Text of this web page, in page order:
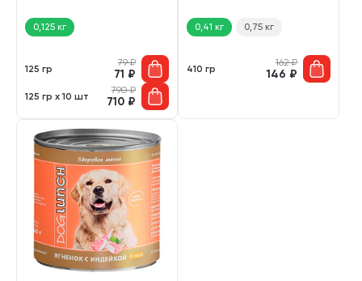
0,125 кг
125 гр
79₽
71 ₽
125 гр х 10 шт
790₽
710 ₽
0,41 кг 0,75 кг
410 гр
162₽
146 ₽